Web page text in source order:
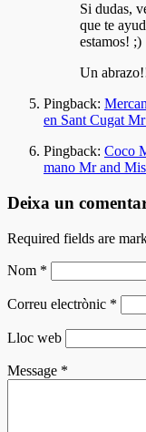
Si dudas,
que te
estamos! ;)
Un
Pingback:
en Sant Cugat
Pingback: Coco
mano Mr and
Deixa un
Required fields are
Nom *
Correu electrònic *
Lloc web
Message *